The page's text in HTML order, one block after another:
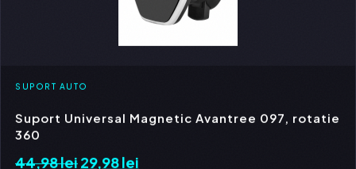
SUPORT AUTO
Suport Universal Magnetic Avantree 097, rotatie
360
44,98leiPrețul
29,98 lei